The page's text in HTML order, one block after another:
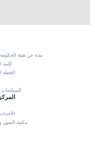
نبذة عن هيئة الحكومة
كلمة
الخطة
السياسات
مكتبة الصور